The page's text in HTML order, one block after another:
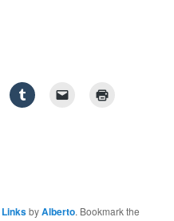
LinksbyAlberto. Bookmark the